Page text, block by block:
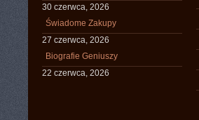
30 czerwca, 2026
Świadome Zakupy
27 czerwca, 2026
Biografie Geniuszy
22 czerwca, 2026